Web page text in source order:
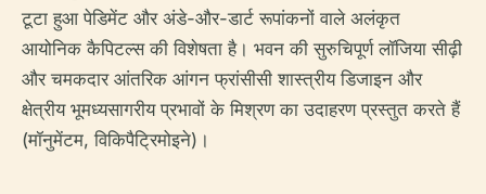
टूटा हुआ पेडिमेंट और अंडे-और-डार्ट रूपांकनों वाले अलंकृत
आयोनिक कैपिटल्स की विशेषता है। भवन की सुरुचिपूर्ण लॉजिया सीढ़ी
और चमकदार आंतरिक आंगन फ्रांसीसी शास्त्रीय डिजाइन और
क्षेत्रीय भूमध्यसागरीय प्रभावों के मिश्रण का उदाहरण प्रस्तुत करते हैं
(मॉनुमेंटम, विकिपैट्रिमोइने)।